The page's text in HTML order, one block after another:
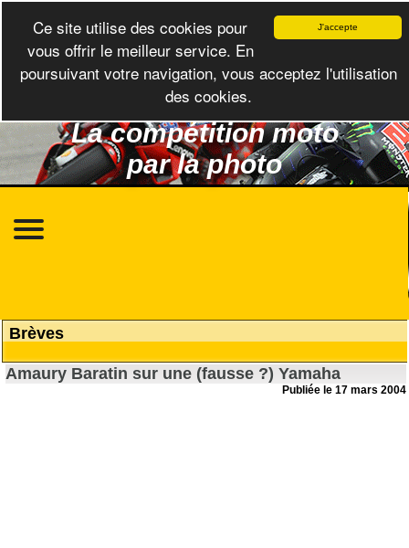
La compétition moto
par la photo
Brèves
Amaury Baratin sur une (fausse ?) Yamaha
Publiée le 17 mars 2004
J'accepte
Ce site utilise des cookies pour
vous offrir le meilleur service. En
poursuivant votre navigation, vous acceptez l'utilisation
des cookies.